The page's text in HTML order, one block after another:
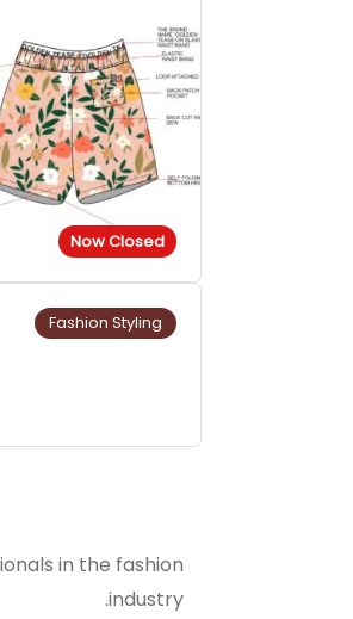
Now Closed
Fashion Styling
in the fashion
industry.